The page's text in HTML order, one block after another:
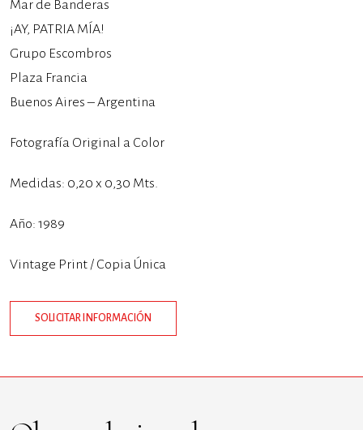
Mar de Banderas
¡AY, PATRIA MÍA!
Grupo Escombros
Plaza Francia
Buenos Aires – Argentina
Fotografía Original a Color
Medidas: 0,20 x 0,30 Mts.
Año: 1989
Vintage Print / Copia Única
SOLICITAR INFORMACIÓN